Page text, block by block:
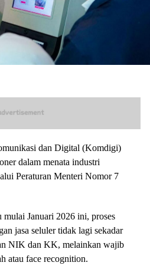
dan Digital (Komdigi)
dalam menata industri
Peraturan Menteri Nomor 7
Januari 2026 ini, proses
jasa seluler tidak lagi sekadar
NIK dan KK, melainkan wajib
atau face recognition.